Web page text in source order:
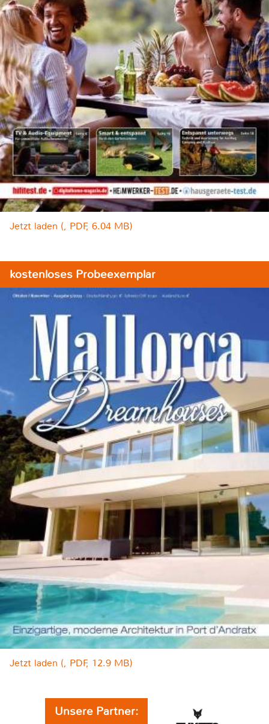
Jetzt laden (, PDF, 6.04 MB)
kostenloses Probeexemplar
Jetzt laden (, PDF, 12.9 MB)
Unsere Partner: